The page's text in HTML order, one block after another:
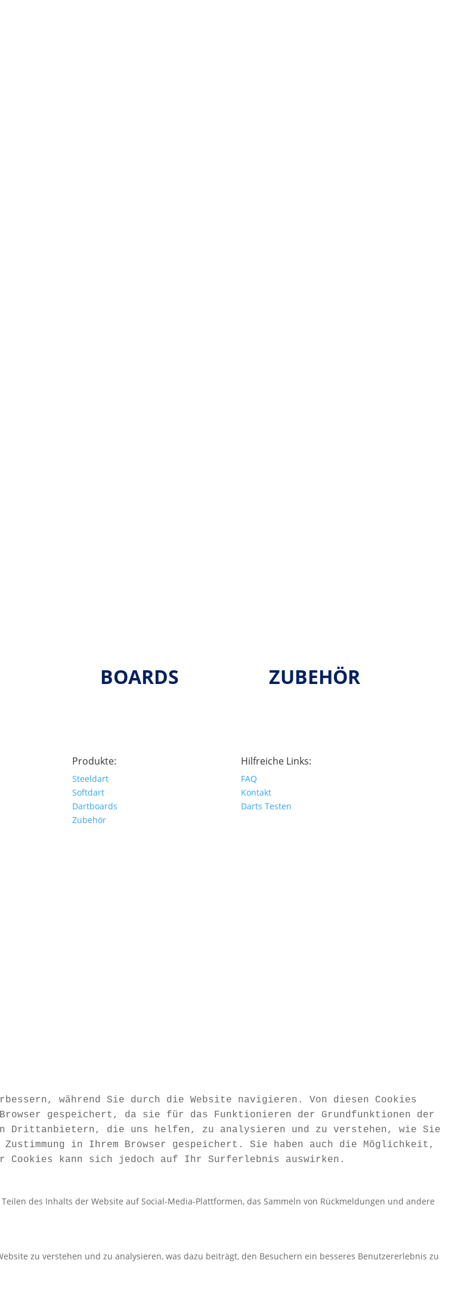
BOARDS ZUBEHÖR
Produkte:
Steeldart
Softdart
Dartboards
Zubehör
Hilfreiche Links:
FAQ
Kontakt
Darts Testen
während Sie durch die Website navigieren. Von diesen Cookies
gespeichert, da sie für das Funktionieren der Grundfunktionen der
Drittanbietern, die uns helfen, zu analysieren und zu verstehen, wie Sie
in Ihrem Browser gespeichert. Sie haben auch die Möglichkeit,
Cookies kann sich jedoch auf Ihr Surferlebnis auswirken.
des Inhalts der Website auf Social-Media-Plattformen, das Sammeln von Rückmeldungen und andere
zu verstehen und zu analysieren, was dazu beiträgt, den Besuchern ein besseres Benutzererlebnis zu